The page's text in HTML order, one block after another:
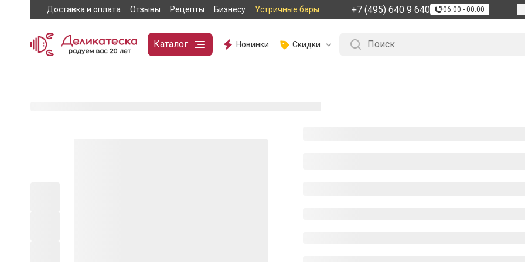
Доставка и оплата Отзывы Рецепты Бизнесу Устричные бары +7 (495) 640 9 640 06:00 - 00:00
Каталог Новинки Скидки